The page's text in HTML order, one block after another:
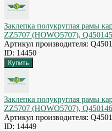
Заклепка полукруглая рамы
ZZ5707 (HOWO5707),
Артикул производителя:
ID: 14450
Заклепка полукруглая рамы
ZZ5707 (HOWO5707),
Артикул производителя:
ID: 14449